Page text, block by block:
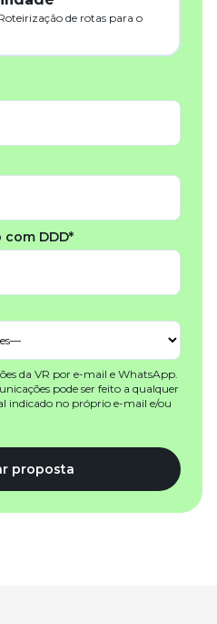
de rotas para o
DDD*
da VR por e-mail e WhatsApp.
pode ser feito a qualquer
indicado no próprio e-mail e/ou
proposta